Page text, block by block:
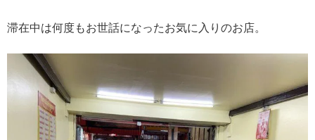
滞在中は何度もお世話になったお気に入りのお店。